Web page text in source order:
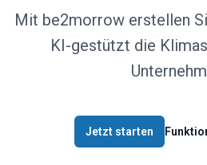
Mit be2morrow erstellen
KI-gestützt die
Jetzt starten